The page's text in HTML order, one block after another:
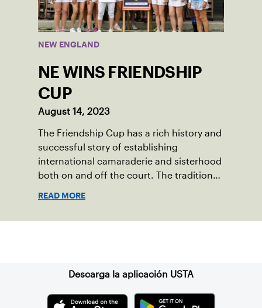
Enrichment Center in Dorchester, to a
first-place finish.
NEW ENGLAND
NE WINS FRIENDSHIP
CUP
August 14, 2023
The Friendship Cup has a rich history and
successful story of establishing
international camaraderie and sisterhood
both on and off the court. The tradition
the Canadian senior division, and
Cup. In that year, players competed on
READ MORE
Descarga la aplicación USTA